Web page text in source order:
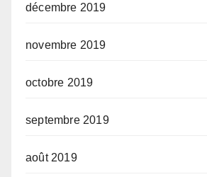
décembre 2019
novembre 2019
octobre 2019
septembre 2019
août 2019